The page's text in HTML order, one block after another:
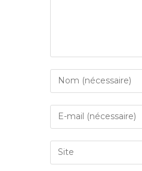
Enter
your
name
comment
Enter
your
email
address
Saisir
l’URL